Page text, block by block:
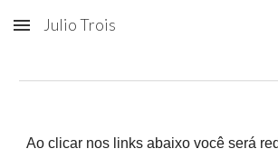
Skip to main content
Julio Trois
Ao clicar nos links abaixo você será